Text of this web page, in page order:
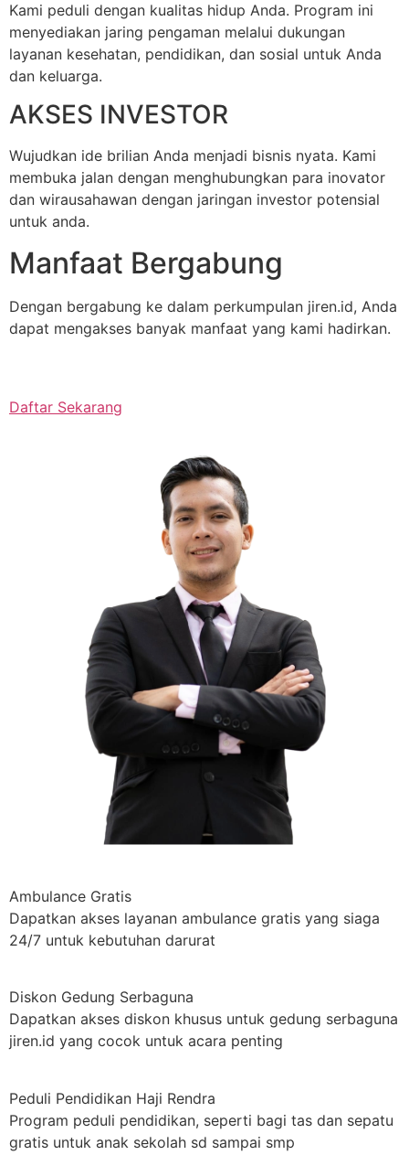
Kami peduli dengan kualitas hidup Anda. Program ini
menyediakan jaring pengaman melalui dukungan
layanan kesehatan, pendidikan, dan sosial untuk Anda
dan keluarga.
AKSES INVESTOR
Wujudkan ide brilian Anda menjadi bisnis nyata. Kami
membuka jalan dengan menghubungkan para inovator
dan wirausahawan dengan jaringan investor potensial
untuk anda.
Manfaat Bergabung
Dengan bergabung ke dalam perkumpulan jiren.id, Anda
dapat mengakses banyak manfaat yang kami hadirkan.
Daftar Sekarang
Ambulance Gratis
Dapatkan akses layanan ambulance gratis yang siaga
24/7 untuk kebutuhan darurat
Diskon Gedung Serbaguna
Dapatkan akses diskon khusus untuk gedung serbaguna
jiren.id yang cocok untuk acara penting
Peduli Pendidikan Haji Rendra
Program peduli pendidikan, seperti bagi tas dan sepatu
gratis untuk anak sekolah sd sampai smp